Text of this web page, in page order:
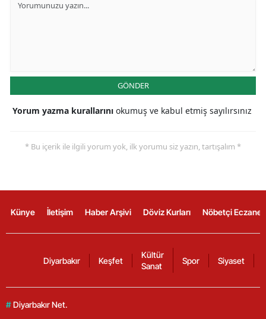
GÖNDER
Yorum yazma kurallarını okumuş ve kabul etmiş sayılırsınız
* Bu içerik ile ilgili yorum yok, ilk yorumu siz yazın, tartışalım *
Künye İletişim Haber Arşivi Döviz Kurları Nöbetçi
Diyarbakır Keşfet
Kültür
Sanat
Spor Siyaset
# Diyarbakır Net.